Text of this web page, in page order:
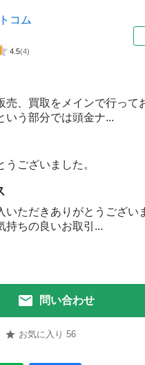
コム
4.5(4)
売、買取をメインで行って
う部分では頭金ナ...
ございました。
いただきありがとうござい
持ちの良いお取引...
問い合わせ
お気に入り 56